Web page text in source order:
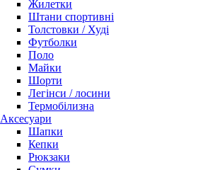
Жилетки
Штани спортивні
Толстовки / Худі
Футболки
Поло
Майки
Шорти
Легінси / лосини
Термобілизна
Аксесуари
Шапки
Кепки
Рюкзаки